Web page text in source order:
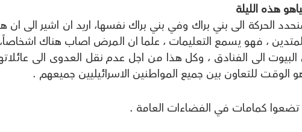
هذه الليلة
الحركة الى بني براك وفي بني براك نفسها، اريد ان اشير الى ان
المتدين ، فهو يسمع التعليمات ، علما ان المرض اصاب هناك
البيوت الى الفنادق ، وكل هذا من اجل عدم نقل العدوى الى
للتعاون بين جميع المواطنين الاسرائيليين جميعهم .
كمامات في الفضاءات العامة .